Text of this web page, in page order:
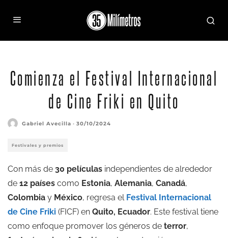
Comienza el Festival Internacional
de Cine Friki en Quito
Gabriel Avecilla · 30/10/2024
Festivales y premios
Con más de 30 películas independientes de alrededor
de 12 países como Estonia, Alemania, Canadá,
Colombia y México, regresa el Festival Internacional
de Cine Friki (FICF) en Quito, Ecuador. Este festival tiene
como enfoque promover los géneros de terror,